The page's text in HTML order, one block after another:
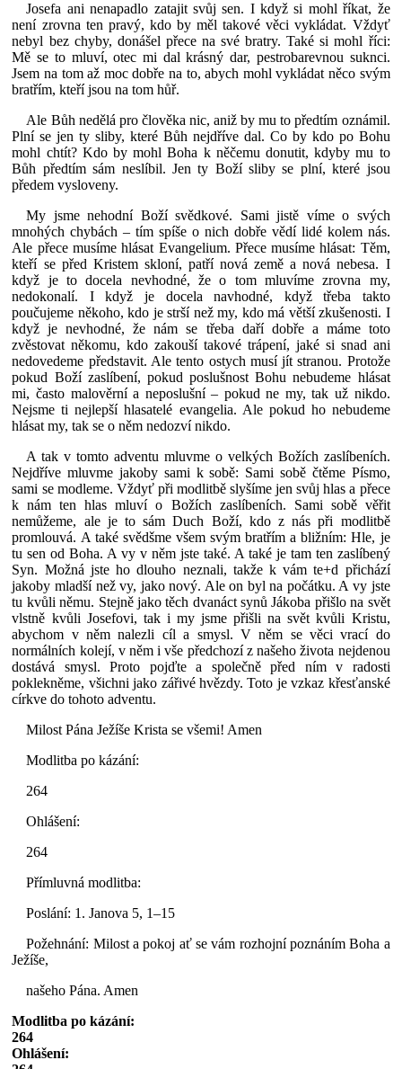
Josefa ani nenapadlo zatajit svůj sen. I když si mohl říkat, že
není zrovna ten pravý, kdo by měl takové věci vykládat. Vždyť
nebyl bez chyby, donášel přece na své bratry. Také si mohl říci:
Mě se to mluví, otec mi dal krásný dar, pestrobarevnou suknci.
Jsem na tom až moc dobře na to, abych mohl vykládat něco svým
bratřím, kteří jsou na tom hůř.
Ale Bůh nedělá pro člověka nic, aniž by mu to předtím oznámil.
Plní se jen ty sliby, které Bůh nejdříve dal. Co by kdo po Bohu
mohl chtít? Kdo by mohl Boha k něčemu donutit, kdyby mu to
Bůh předtím sám neslíbil. Jen ty Boží sliby se plní, které jsou
předem vysloveny.
My jsme nehodní Boží svědkové. Sami jistě víme o svých
mnohých chybách – tím spíše o nich dobře vědí lidé kolem nás.
Ale přece musíme hlásat Evangelium. Přece musíme hlásat: Těm,
kteří se před Kristem skloní, patří nová země a nová nebesa. I
když je to docela nevhodné, že o tom mluvíme zrovna my,
nedokonalí. I když je docela navhodné, když třeba takto
poučujeme někoho, kdo je strší než my, kdo má větší zkušenosti. I
když je nevhodné, že nám se třeba daří dobře a máme toto
zvěstovat někomu, kdo zakouší takové trápení, jaké si snad ani
nedovedeme představit. Ale tento ostych musí jít stranou. Protože
pokud Boží zaslíbení, pokud poslušnost Bohu nebudeme hlásat
mi, často malověrní a neposlušní – pokud ne my, tak už nikdo.
Nejsme ti nejlepší hlasatelé evangelia. Ale pokud ho nebudeme
hlásat my, tak se o něm nedozví nikdo.
A tak v tomto adventu mluvme o velkých Božích zaslíbeních.
Nejdříve mluvme jakoby sami k sobě: Sami sobě čtěme Písmo,
sami se modleme. Vždyť při modlitbě slyšíme jen svůj hlas a přece
k nám ten hlas mluví o Božích zaslíbeních. Sami sobě věřit
nemůžeme, ale je to sám Duch Boží, kdo z nás při modlitbě
promlouvá. A také svědšme všem svým bratřím a bližním: Hle, je
tu sen od Boha. A vy v něm jste také. A také je tam ten zaslíbený
Syn. Možná jste ho dlouho neznali, takže k vám te+d přichází
jakoby mladší než vy, jako nový. Ale on byl na počátku. A vy jste
tu kvůli němu. Stejně jako těch dvanáct synů Jákoba přišlo na svět
vlstně kvůli Josefovi, tak i my jsme přišli na svět kvůli Kristu,
abychom v něm nalezli cíl a smysl. V něm se věci vrací do
normálních kolejí, v něm i vše předchozí z našeho života nejdenou
dostává smysl. Proto pojďte a společně před ním v radosti
poklekněme, všichni jako zářivé hvězdy. Toto je vzkaz křesťanské
církve do tohoto adventu.
Milost Pána Ježíše Krista se všemi! Amen
Modlitba po kázání:
264
Ohlášení:
264
Přímluvná modlitba:
Poslání: 1. Janova 5, 1–15
Požehnání: Milost a pokoj ať se vám rozhojní poznáním Boha a
Ježíše,
našeho Pána. Amen
Modlitba po kázání:
264
Ohlášení: